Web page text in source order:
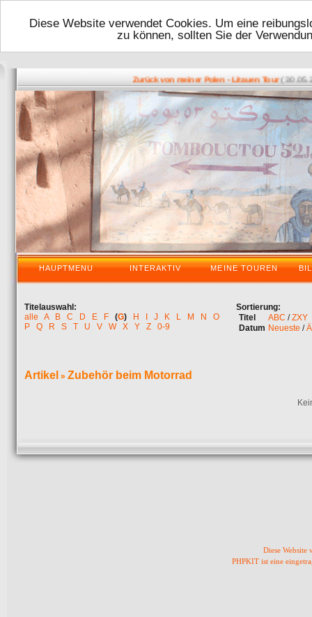
Diese Website verwendet Cookies. Um eine
zu können, sollten Sie der
Zurück von meiner Polen - Litauen Tour(
HAUPTMENU INTERAKTIV MEINE TOUREN
Titelauswahl:
alle
A B C D E F (G) H J K L M N
O
P
Q R S T U V W X Y Z 0-9
Sortierung:
Titel
ABC /ZXY
Datum Neueste /
Artikel » Zubehör beim Motorrad
Diese Website
PHPKIT ist eine